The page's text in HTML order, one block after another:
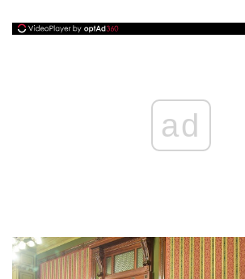
ad